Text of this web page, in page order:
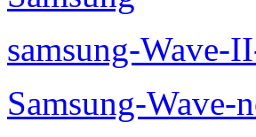
samsung-Wave-
Samsung-Wave-